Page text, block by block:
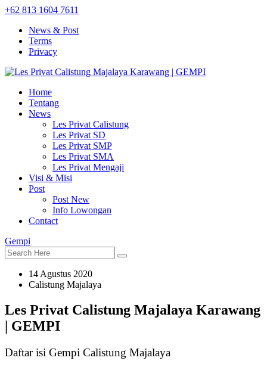
+62 813 1604 7611
News & Post
Terms
Privacy
Home
Tentang
News
Les Privat Calistung
Les Privat SD
Les Privat SMP
Les Privat SMA
Les Privat Mengaji
Visi & Misi
Post
Post New
Info Lowongan
Contact
Gempi
14 Agustus 2020
Calistung Majalaya
Les Privat Calistung Majalaya Karawang
| GEMPI
Daftar isi Gempi Calistung Majalaya